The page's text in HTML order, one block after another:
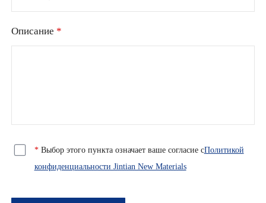
Предприятие
Описание *
* Выбор этого пункта означает ваше согласие сПолитикой
конфиденциальности Jintian New Materials